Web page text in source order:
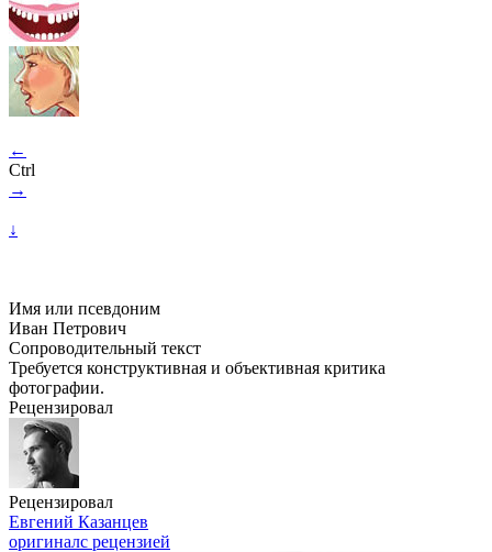
←
Ctrl
→
↓
Имя или псевдоним
Иван Петрович
Сопроводительный текст
Требуется конструктивная и объективная критика
фотографии.
Рецензировал
Рецензировал
Евгений Казанцев
оригиналс рецензией